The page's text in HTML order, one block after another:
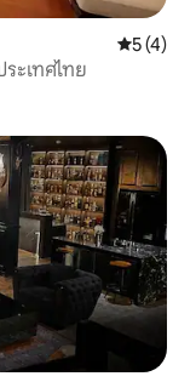
คะแนนเฉ
5 (4)
ะเทศไทย